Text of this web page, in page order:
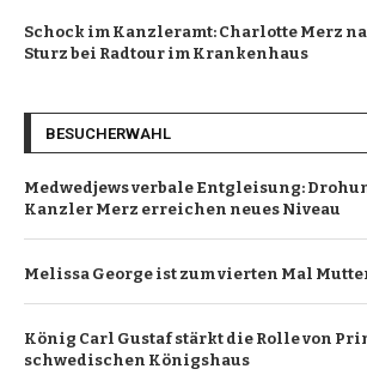
Schock im Kanzleramt: Charlotte Merz
Sturz bei Radtour im Krankenhaus
BESUCHERWAHL
Medwedjews verbale Entgleisung:
Kanzler Merz erreichen neues Niveau
Melissa George ist zum vierten Mal
König Carl Gustaf stärkt die Rolle von
schwedischen Königshaus